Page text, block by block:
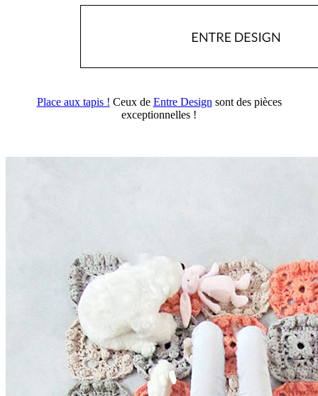
Place aux tapis ! Ceux de Entre Designsont des pièces
exceptionnelles !